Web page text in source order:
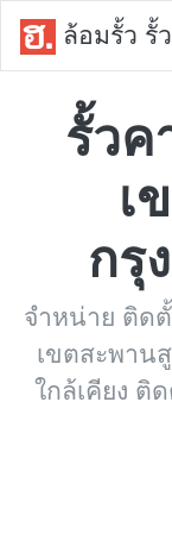
ล้อมรั้ว รั้
รั้วค
เ
กรุ
จำหน่าย ติด
เขตสะพาน
ใกล้เคียง ติ